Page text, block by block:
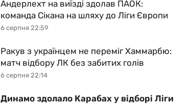
6 серпня 22:59
Андерлехт на виїзді здолав ПАОК:
команда Сікана на шляху до Ліги Європи
6 серпня 22:14
Ракув з українцем не переміг Хаммарбю:
матч відбору ЛК без забитих голів
Динамо здолало Карабах у відборі Ліги